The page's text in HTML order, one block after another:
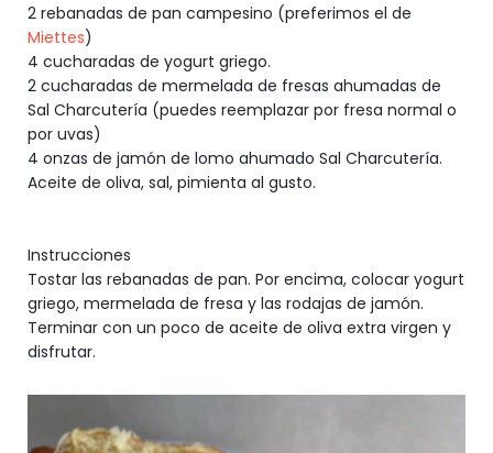
2 rebanadas de pan campesino (preferimos el de
Miettes)
4 cucharadas de yogurt griego.
2 cucharadas de mermelada de fresas ahumadas de
Sal Charcutería (puedes reemplazar por fresa normal o
por uvas)
4 onzas de jamón de lomo ahumado Sal Charcutería.
Aceite de oliva, sal, pimienta al gusto.
Instrucciones
Tostar las rebanadas de pan. Por encima, colocar yogurt
griego, mermelada de fresa y las rodajas de jamón.
Terminar con un poco de aceite de oliva extra virgen y
disfrutar.